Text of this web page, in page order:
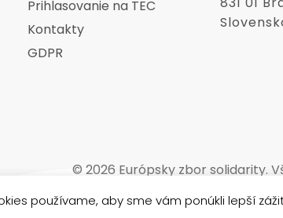
Prihlasovanie na TEC
Kontakty
GDPR
© 2026 Európsky zbor solidarity.
používame, aby sme vám ponúkli lepší